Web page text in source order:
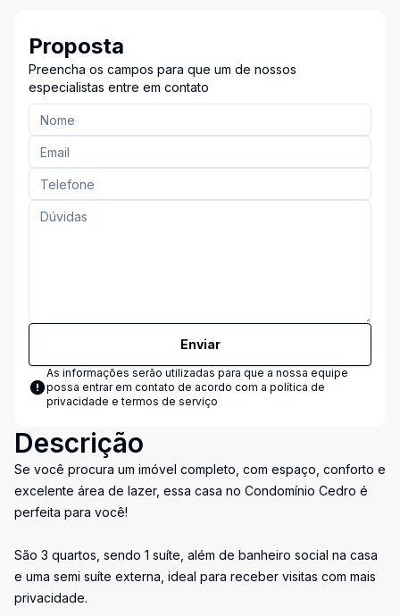
Proposta
Preencha os campos para que um de nossos
especialistas entre em contato
Enviar
As informações serão utilizadas para que a nossa equipe
possa entrar em contato de acordo com a política de
privacidade e termos de serviço
Descrição
Se você procura um imóvel completo, com espaço, conforto e
excelente área de lazer, essa casa no Condomínio Cedro é
perfeita para você!
São 3 quartos, sendo 1 suíte, além de banheiro social na casa
e uma semi suíte externa, ideal para receber visitas com mais
privacidade.